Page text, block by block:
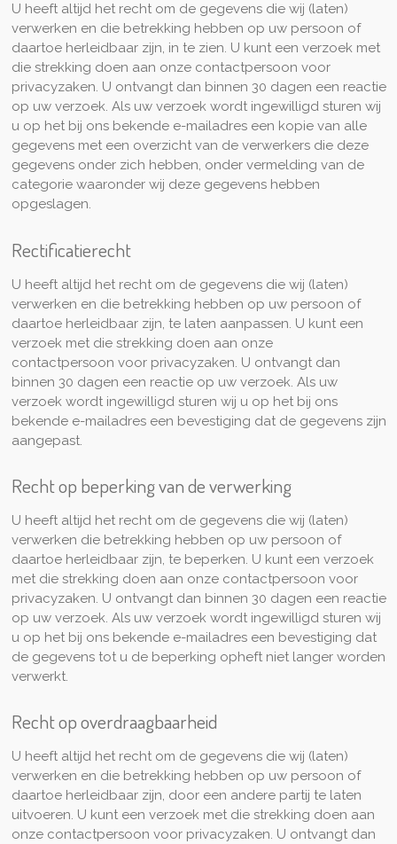
U heeft altijd het recht om de gegevens die wij (laten)
verwerken en die betrekking hebben op uw persoon of
daartoe herleidbaar zijn, in te zien. U kunt een verzoek met
die strekking doen aan onze contactpersoon voor
privacyzaken. U ontvangt dan binnen 30 dagen een reactie
op uw verzoek. Als uw verzoek wordt ingewilligd sturen wij
u op het bij ons bekende e-mailadres een kopie van alle
gegevens met een overzicht van de verwerkers die deze
gegevens onder zich hebben, onder vermelding van de
categorie waaronder wij deze gegevens hebben
opgeslagen.
Rectificatierecht
U heeft altijd het recht om de gegevens die wij (laten)
verwerken en die betrekking hebben op uw persoon of
daartoe herleidbaar zijn, te laten aanpassen. U kunt een
verzoek met die strekking doen aan onze
contactpersoon voor privacyzaken. U ontvangt dan
binnen 30 dagen een reactie op uw verzoek. Als uw
verzoek wordt ingewilligd sturen wij u op het bij ons
bekende e-mailadres een bevestiging dat de gegevens zijn
aangepast.
Recht op beperking van de verwerking
U heeft altijd het recht om de gegevens die wij (laten)
verwerken die betrekking hebben op uw persoon of
daartoe herleidbaar zijn, te beperken. U kunt een verzoek
met die strekking doen aan onze contactpersoon voor
privacyzaken. U ontvangt dan binnen 30 dagen een reactie
op uw verzoek. Als uw verzoek wordt ingewilligd sturen wij
u op het bij ons bekende e-mailadres een bevestiging dat
de gegevens tot u de beperking opheft niet langer worden
verwerkt.
Recht op overdraagbaarheid
U heeft altijd het recht om de gegevens die wij (laten)
verwerken en die betrekking hebben op uw persoon of
daartoe herleidbaar zijn, door een andere partij te laten
uitvoeren. U kunt een verzoek met die strekking doen aan
onze contactpersoon voor privacyzaken. U ontvangt dan